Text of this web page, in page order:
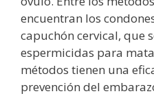
encuentran los
capuchón cervical, que
espermicidas para
métodos tienen una
prevención del